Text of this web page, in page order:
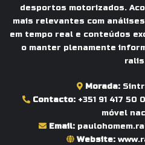
desportos motorizados.
mais relevantes com
em tempo real e conteúdos
o manter plenamente
Morada:
Contacto: +351 91 417 50
móvel
Email:
Website: